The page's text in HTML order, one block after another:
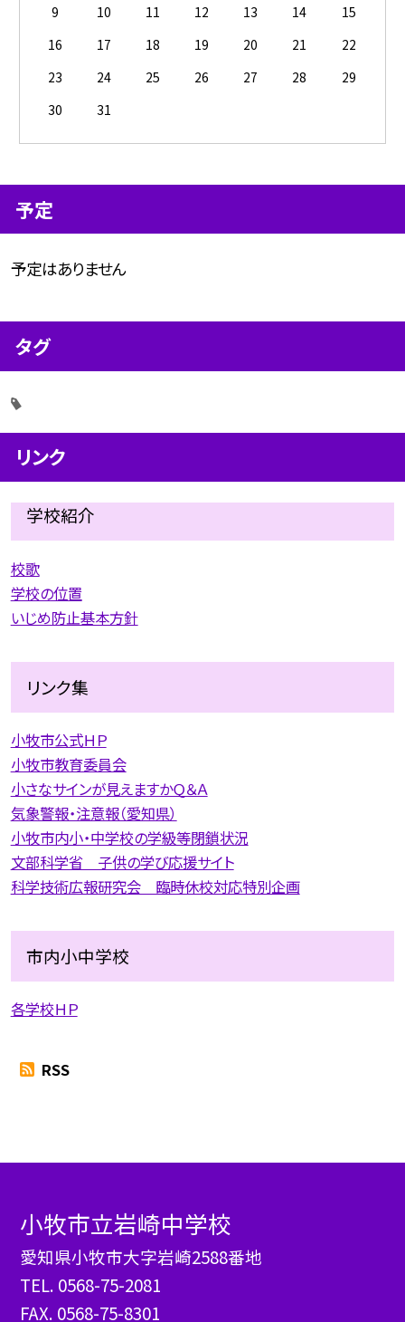
9
10 11 12 13 14
15
16
17 18 19 20 21
22
23
24 25 26 27 28
29
30
31
予定
予定はありません
タグ
リンク
学校紹介
校歌
学校の位置
いじめ防止基本方針
リンク集
小牧市公式ＨＰ
小牧市教育委員会
小さなサインが見えますかＱ＆Ａ
気象警報・注意報（愛知県）
小牧市内小・中学校の学級等閉鎖状況
文部科学省 子供の学び応援サイト
科学技術広報研究会 臨時休校対応特別企画
市内小中学校
各学校ＨＰ
RSS
小牧市立岩崎中学校
愛知県小牧市大字岩崎2588番地
TEL. 0568-75-2081
FAX. 0568-75-8301